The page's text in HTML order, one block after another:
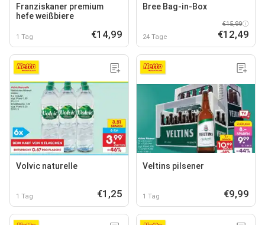
Franziskaner premium
hefe weißbiere
1 Tag €14,99
Bree Bag-in-Box
24 Tage
€15,99
€12,49
Volvic naturelle
1 Tag €1,25
Veltins pilsener
1 Tag €9,99